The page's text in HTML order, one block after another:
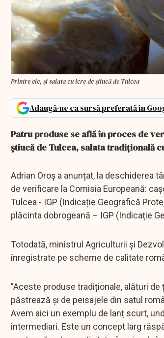
Printre ele, și salata cu icre de știucă de Tulcea
Adaugă-ne ca sursă preferată în
Patru produse se află în proces de
știucă de Tulcea, salata tradițională
Adrian Oroș a anunțat, la deschiderea
de verificare la Comisia Europeană:
Tulcea - IGP (Indicație Geografică
plăcinta dobrogeană – IGP (Indicație
Totodată, ministrul Agriculturii și
înregistrate pe scheme de calitate
”Aceste produse tradiționale, alături
păstrează și de peisajele din satul
Avem aici un exemplu de lanț scurt,
intermediari. Este un concept larg